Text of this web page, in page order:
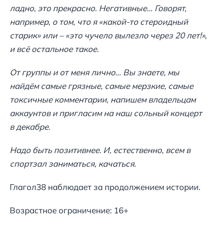
ладно, это прекрасно. Негативные… Говорят,
например, о том, что я «какой-то стероидный
старик» или – «это чучело вылезло через 20 лет!»,
и всё остальное такое.
От группы и от меня лично… Вы знаете, мы
найдём самые грязные, самые мерзкие, самые
токсичные комментарии, напишем владельцам
аккаунтов и пригласим на наш сольный концерт
в декабре.
Надо быть позитивнее. И, естественно, всем в
спортзал заниматься, качаться.
Глагол38 наблюдает за продолжением истории.
Возрастное ограничение: 16+